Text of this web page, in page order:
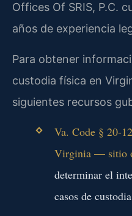
Offices Of SRIS, P.C.
años de experiencia
Para obtener
custodia física en
siguientes recursos
Va. Code § 20-
Virginia — sitio
determinar el
casos de